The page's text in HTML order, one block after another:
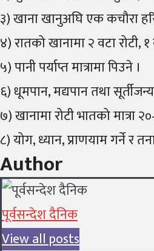
३) खाना खानुअघि एक कचौरा
४) रातको खानामा २ वटा
५) पानी पर्याप्त मात्रामा पिउने ।
६) धूमपान, मद्यपान तथा
७) खानामा रोटी भातको मात्रा
८) योग, ध्यान, प्राणयाम गर्ने र
Author
पूर्वसन्देश दैनिक
View all posts